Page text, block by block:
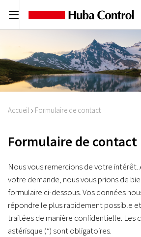
C
Accueil I Formulaire de contact
Formulaire de contact
Nous vous remercions de votre
votre demande, nous vous prions de
formulaire ci-dessous. Vos données
répondre le plus rapidement possible
traitées de manière confidentielle. Les
astérisque (*) sont obligatoires.